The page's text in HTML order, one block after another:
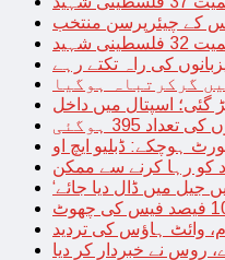
کے چیئرپرسن منتخب
کی راہ تکتے رہے
گرکرتباہ ہوگیا
395 ہوگئی
ہوچکے: ڈبلیو ایچ او
کو رہا کرنے سے ممکن
وائٹ ہاؤس کی تردید
روس نے خبردار کر دیا